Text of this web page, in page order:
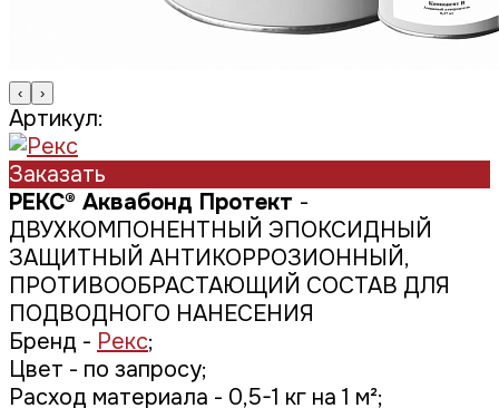
‹ ›
Артикул:
Заказать
РЕКС® Аквабонд Протект -
ДВУХКОМПОНЕНТНЫЙ ЭПОКСИДНЫЙ
ЗАЩИТНЫЙ АНТИКОРРОЗИОННЫЙ,
ПРОТИВООБРАСТАЮЩИЙ СОСТАВ ДЛЯ
ПОДВОДНОГО НАНЕСЕНИЯ
Бренд - Рекс;
Цвет - по запросу;
Расход материала - 0,5-1 кг на 1 м²;